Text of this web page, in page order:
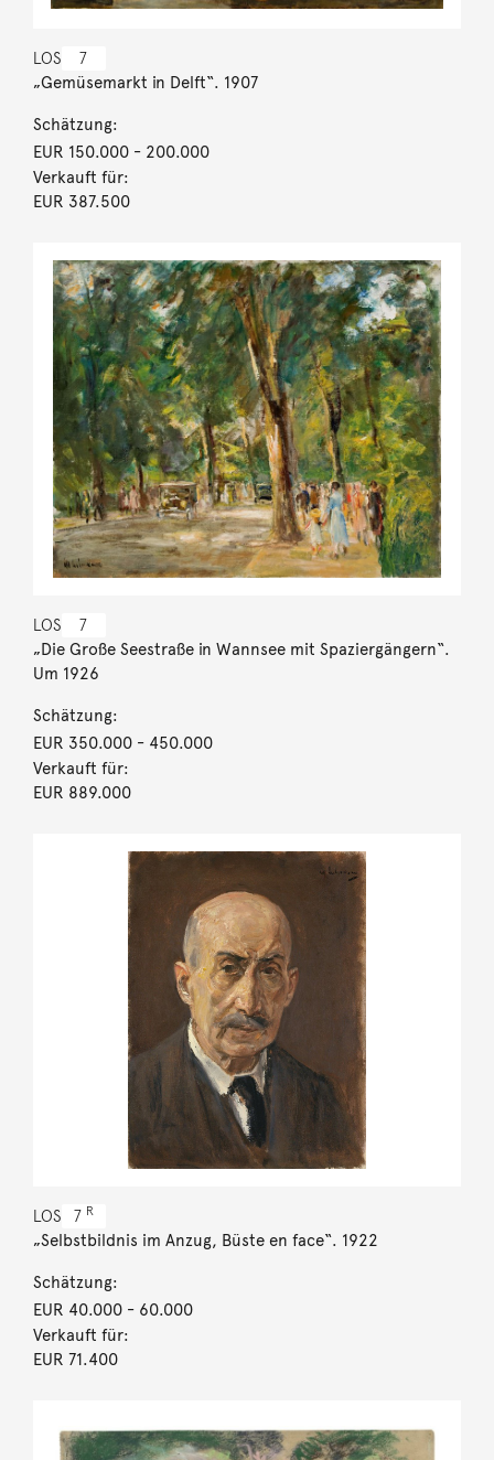
LOS 7
„Gemüsemarkt in Delft“. 1907
Schätzung:
EUR 150.000- 200.000
Verkauft für:
EUR 387.500
LOS 7
„Die Große Seestraße in Wannsee mit Spaziergängern“.
Um 1926
Schätzung:
EUR 350.000- 450.000
Verkauft für:
EUR 889.000
LOS 7 R
„Selbstbildnis im Anzug, Büste en face“. 1922
Schätzung:
EUR 40.000- 60.000
Verkauft für:
EUR 71.400